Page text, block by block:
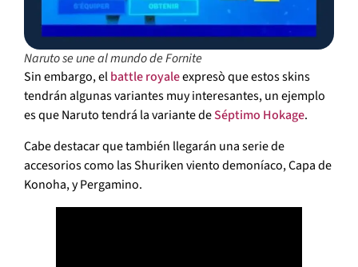
Naruto se une al mundo de Fornite
Sin embargo, elbattle royaleexpresò que estos skins
tendrán algunas variantes muy interesantes, un ejemplo
es que Naruto tendrá la variante deSéptimo Hokage.
Cabe destacar que también llegarán una serie de
accesorios como las Shuriken viento demoníaco, Capa de
Konoha, y Pergamino.